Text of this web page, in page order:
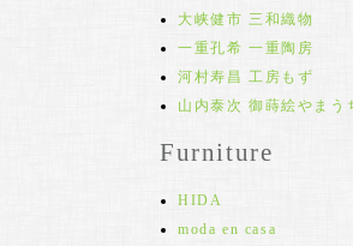
大峡健市 三和織物
一重孔希 一重陶房
河村寿昌 工房もず
山内泰次 御蒔絵やまう
Furniture
HIDA
moda en casa